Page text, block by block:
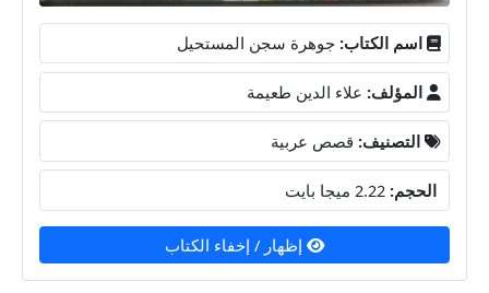
اسم الكتاب: جوهرة سجن المستحيل
المؤلف: علاء الدين طعيمة
التصنيف: قصص عربية
الحجم:
إظهار / إخفاء الكتاب